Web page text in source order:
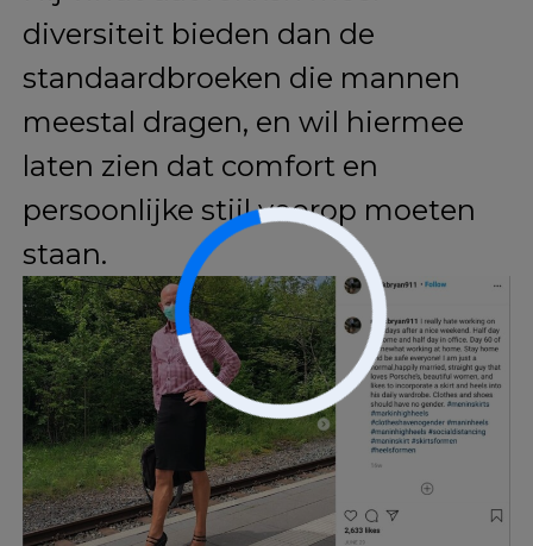
Door deze combinaties benadrukt
hij dat kleding geen geslacht
heeft en dat mode een
uitdrukking van persoonlijke
voorkeur en stijl moet zijn,
ongeacht geslachtsnormen.